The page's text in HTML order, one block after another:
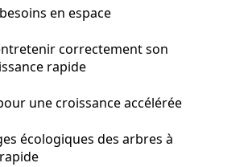
en espace
correctement son
rapide
une croissance accélérée
écologiques des arbres à